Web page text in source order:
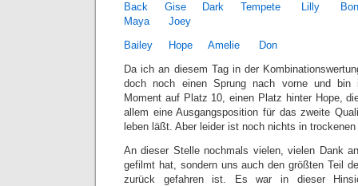
Back Gise Dark Tempete Lilly
Maya
Joey
Bailey
Hope Amelie
Don
Da ich an diesem Tag in der
doch noch einen Sprung nach vorne und bin
Moment auf Platz 10, einen Platz hinter Hope,
allem eine Ausgangsposition für das zweite
leben läßt. Aber leider ist noch nichts in
An dieser Stelle nochmals vielen, vielen Dank
gefilmt hat, sondern uns auch den größten Teil
zurück gefahren ist. Es war in dieser